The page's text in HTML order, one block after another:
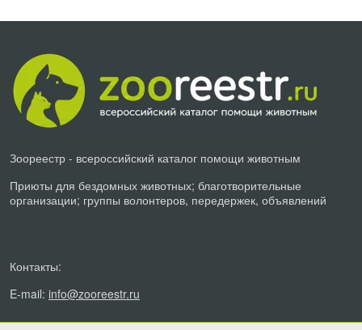
Зоореестр - всероссийский каталог помощи животным
Приюты для бездомных животных; благотворительные
организации; группы волонтеров, передержек, объявлений
Контакты:
E-mail: info@zooreestr.ru